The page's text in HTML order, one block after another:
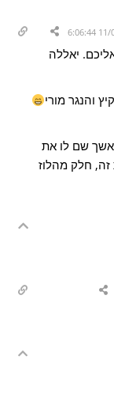
יאללה
והנגר מורי
שם לו את
זה, חלק מהלוז